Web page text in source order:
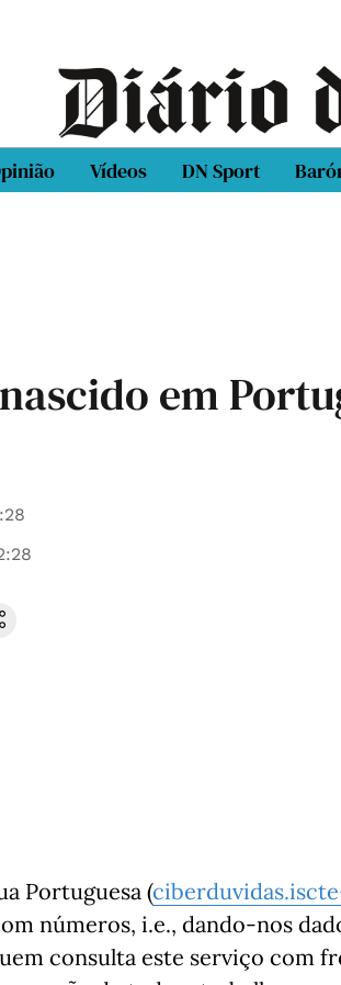
Vídeos DN Sport
em
Portuguesa (
números, i.e., dando-nos
consulta este serviço com